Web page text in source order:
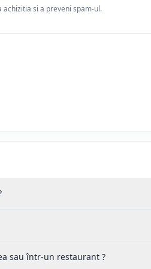
si a preveni spam-ul.
sau într-un restaurant ?